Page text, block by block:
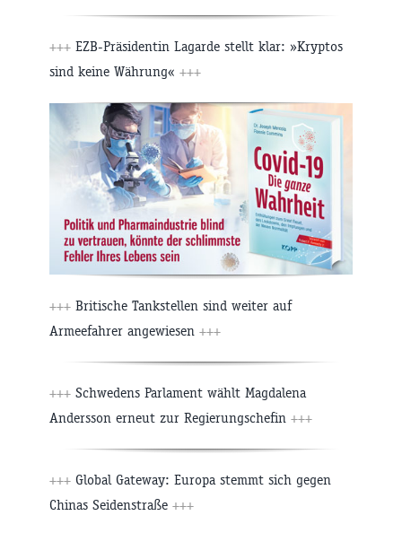
+++ EZB-Präsidentin Lagarde stellt klar: »Kryptos
sind keine Währung« +++
+++ Britische Tankstellen sind weiter auf
Armeefahrer angewiesen +++
+++ Schwedens Parlament wählt Magdalena
Andersson erneut zur Regierungschefin +++
+++ Global Gateway: Europa stemmt sich gegen
Chinas Seidenstraße +++